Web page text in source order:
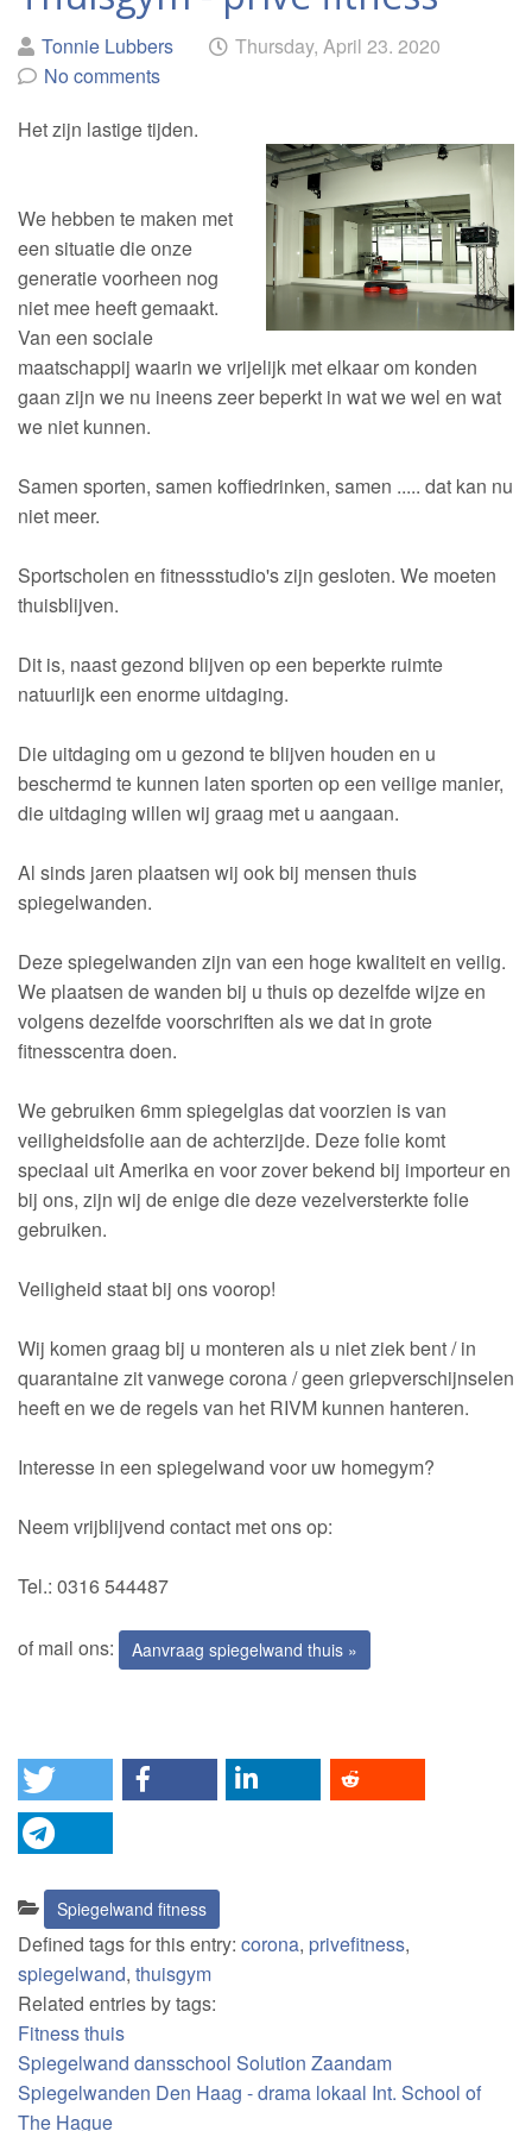
Posted
by
Tonnie Lubbers on Thursday, April 23. 2020
No comments
Het zijn lastige tijden.
We hebben te maken met
een situatie die onze
generatie voorheen nog
niet mee heeft gemaakt.
Van een sociale
maatschappij waarin we vrijelijk met elkaar om konden
gaan zijn we nu ineens zeer beperkt in wat we wel en wat
we niet kunnen.
Samen sporten, samen koffiedrinken, samen ..... dat kan nu
niet meer.
Sportscholen en fitnessstudio's zijn gesloten. We moeten
thuisblijven.
Dit is, naast gezond blijven op een beperkte ruimte
natuurlijk een enorme uitdaging.
Die uitdaging om u gezond te blijven houden en u
beschermd te kunnen laten sporten op een veilige manier,
die uitdaging willen wij graag met u aangaan.
Al sinds jaren plaatsen wij ook bij mensen thuis
spiegelwanden.
Deze spiegelwanden zijn van een hoge kwaliteit en veilig.
We plaatsen de wanden bij u thuis op dezelfde wijze en
volgens dezelfde voorschriften als we dat in grote
fitnesscentra doen.
We gebruiken 6mm spiegelglas dat voorzien is van
veiligheidsfolie aan de achterzijde. Deze folie komt
speciaal uit Amerika en voor zover bekend bij importeur en
bij ons, zijn wij de enige die deze vezelversterkte folie
gebruiken.
Veiligheid staat bij ons voorop!
Wij komen graag bij u monteren als u niet ziek bent / in
quarantaine zit vanwege corona / geen griepverschijnselen
heeft en we de regels van het RIVM kunnen hanteren.
Interesse in een spiegelwand voor uw homegym?
Neem vrijblijvend contact met ons op:
Tel.: 0316 544487
of mail ons: Aanvraag spiegelwand thuis »
Categories:
Spiegelwand fitness
Defined tags for this entry: corona, privefitness,
spiegelwand, thuisgym
Related entries by tags:
Fitness thuis
Spiegelwand dansschool Solution Zaandam
Spiegelwanden Den Haag - drama lokaal Int. School of
The Hague